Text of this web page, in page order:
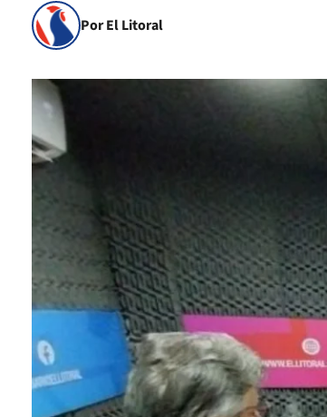
Por El Litoral